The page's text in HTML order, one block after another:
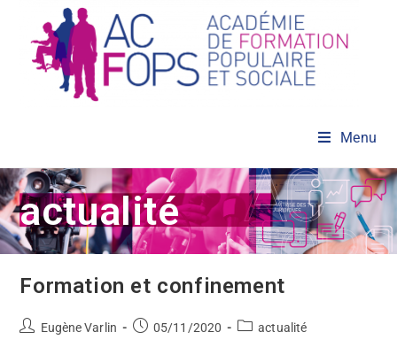
Menu
actualité
Formation et confinement
Auteur/autrice
Eugène Varlin
Post05/11/2020
Postactualité